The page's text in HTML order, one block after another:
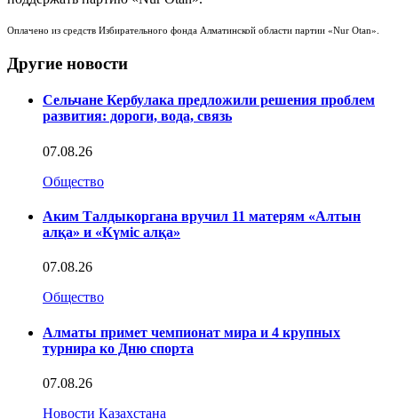
Оплачено из средств Избирательного фонда Алматинской области партии «Nur Otan».
Другие новости
Сельчане Кербулака предложили решения проблем
развития: дороги, вода, связь
07.08.26
Общество
Аким Талдыкоргана вручил 11 матерям «Алтын
алқа» и «Күміс алқа»
07.08.26
Общество
Алматы примет чемпионат мира и 4 крупных
турнира ко Дню спорта
07.08.26
Новости Казахстана